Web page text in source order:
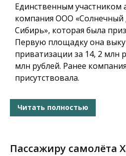
Единственным участником
компания ООО «Солнечный
Сибирь», которая была
Первую площадку она
приватизации за 14, 2 млн
млн рублей. Ранее
присутствовала.
Читать полностью
Пассажиру самолёта